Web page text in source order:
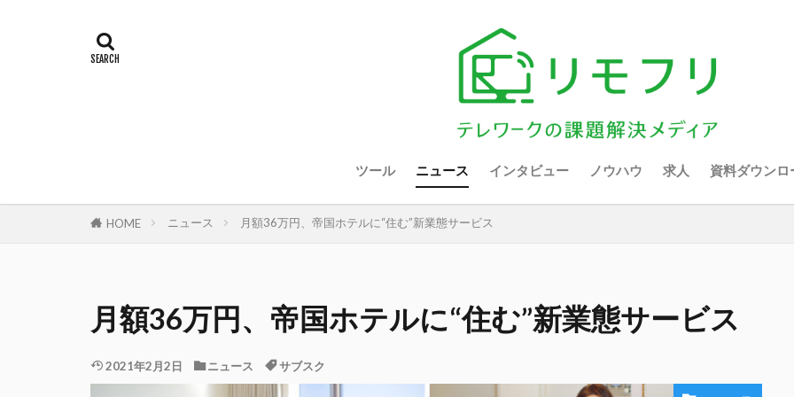
ツール ニュース インタビュー ノウハウ 求人 資料ダウンロ
HOME ニュース 月額36万円、帝国ホテルに“住む”新業態サービス
月額36万円、帝国ホテルに“住む”新業態サービス
2021年2月2日 ニュース サブスク